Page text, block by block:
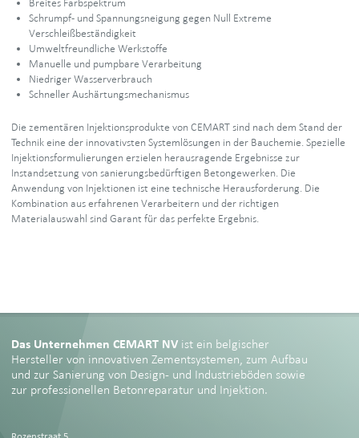
Breites Farbspektrum
Schrumpf- und Spannungsneigung gegen Null Extreme
Verschleißbeständigkeit
Umweltfreundliche Werkstoffe
Manuelle und pumpbare Verarbeitung
Niedriger Wasserverbrauch
Schneller Aushärtungsmechanismus
Die zementären Injektionsprodukte von CEMART sind nach dem Stand der
Technik eine der innovativsten Systemlösungen in der Bauchemie. Spezielle
Injektionsformulierungen erzielen herausragende Ergebnisse zur
Instandsetzung von sanierungsbedürftigen Betongewerken. Die
Anwendung von Injektionen ist eine technische Herausforderung. Die
Kombination aus erfahrenen Verarbeitern und der richtigen
Materialauswahl sind Garant für das perfekte Ergebnis.
Das Unternehmen CEMART NV ist ein belgischer
Hersteller von innovativen Zementsystemen, zum Aufbau
und zur Sanierung von Design- und Industrieböden sowie
zur professionellen Betonreparatur und Injektion.